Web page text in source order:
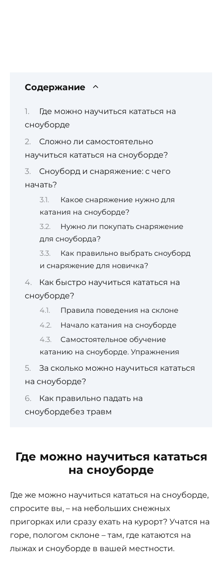
Содержание
Где можно научиться кататься на
сноуборде
Сложно ли самостоятельно
научиться кататься на сноуборде?
Сноуборд и снаряжение: с чего
начать?
Какое снаряжение нужно для
катания на сноуборде?
Нужно ли покупать снаряжение
для сноуборда?
Как правильно выбрать сноуборд
и снаряжение для новичка?
Как быстро научиться кататься на
сноуборде?
Правила поведения на склоне
Начало катания на сноуборде
Самостоятельное обучение
катанию на сноуборде. Упражнения
За сколько можно научиться кататься
на сноуборде?
Как правильно падать на
сноубордебез травм
Где можно научиться кататься
на сноуборде
Где же можно научиться кататься на сноуборде,
спросите вы, – на небольших снежных
пригорках или сразу ехать на курорт? Учатся на
горе, пологом склоне – там, где катаются на
лыжах и сноуборде в вашей местности.